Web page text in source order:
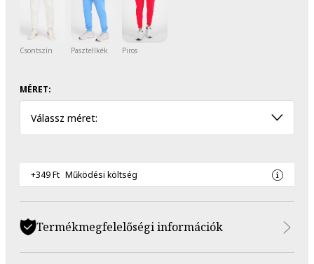
Csontszín Pasztellkék Piros
MÉRET:
Válassz méret:
+349 Ft Működési költség
Termékmegfelelőségi információk